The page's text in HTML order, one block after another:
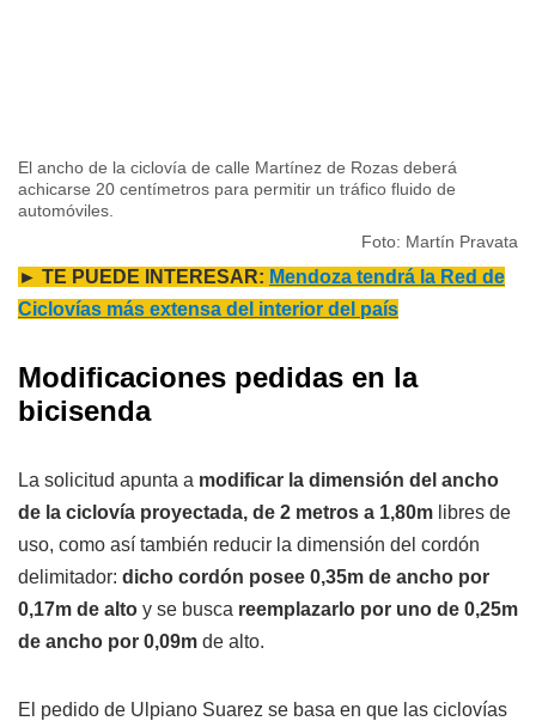
El ancho de la ciclovía de calle Martínez de Rozas deberá
achicarse 20 centímetros para permitir un tráfico fluido de
automóviles.
Foto: Martín Pravata
► TE PUEDE INTERESAR: Mendoza tendrá la Red de
Ciclovías más extensa del interior del país
Modificaciones pedidas en la
bicisenda
La solicitud apunta a modificar la dimensión del ancho
de la ciclovía proyectada, de 2 metros a 1,80m libres de
uso, como así también reducir la dimensión del cordón
delimitador: dicho cordón posee 0,35m de ancho por
0,17m de alto y se busca reemplazarlo por uno de 0,25m
de ancho por 0,09m de alto.
El pedido de Ulpiano Suarez se basa en que las ciclovías